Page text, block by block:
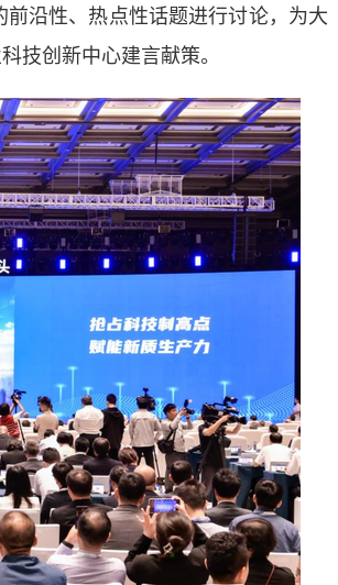
沿性、热点性话题进行讨论，为大
技创新中心建言献策。